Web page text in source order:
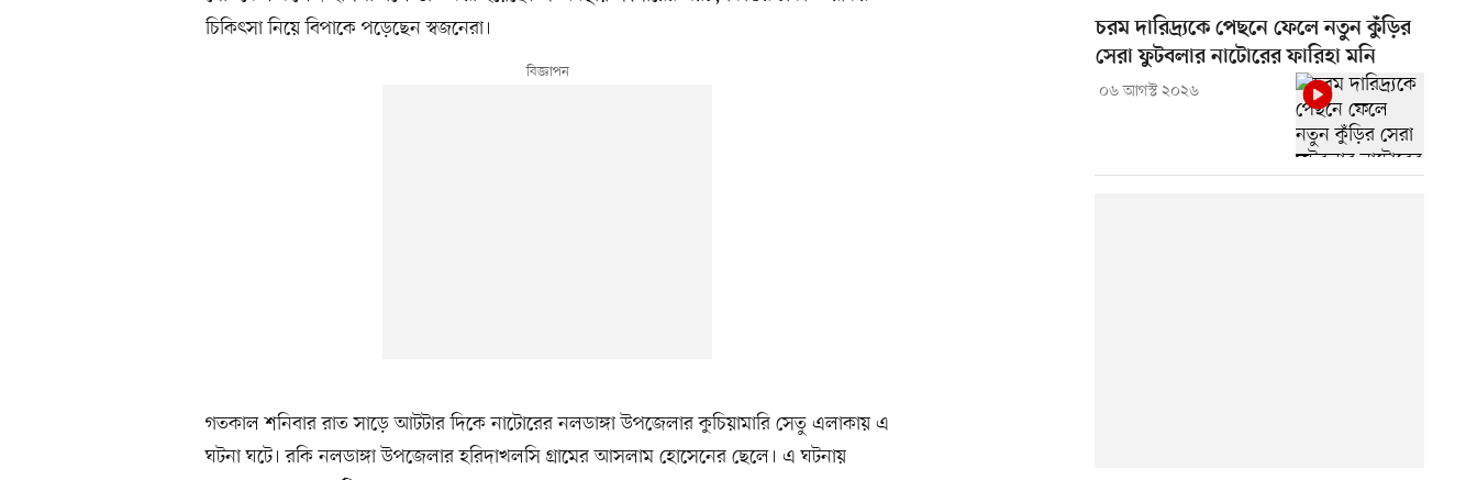
চিকিৎসা নিয়ে বিপাকে পড়েছেন স্বজনেরা।
গতকাল শনিবার রাত সাড়ে আটটার দিকে নাটোরের নলডাঙ্গা উপজেলার কুচিয়ামারি সেতু এলাকায় এ
ঘটনা ঘটে। রকি নলডাঙ্গা উপজেলার হরিদাখলসি গ্রামের আসলাম হোসেনের ছেলে। এ ঘটনায়
চরম দারিদ্র্যকে পেছনে ফেলে নতুন কুঁড়ির
সেরা ফুটবলার নাটোরের ফারিহা মনি
০৬ আগস্ট ২০২৬